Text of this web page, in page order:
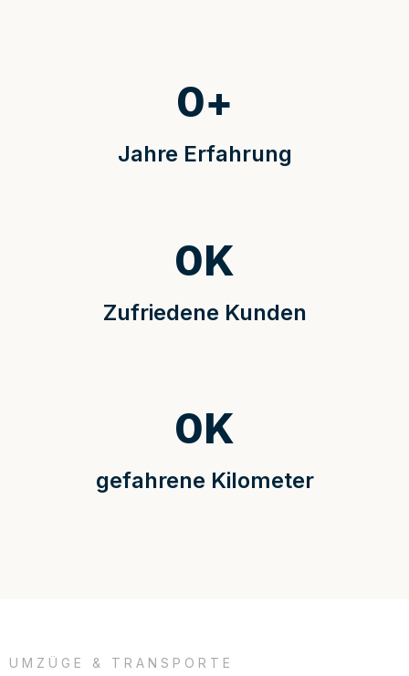
Jahre Erfahrung
0+
Zufriedene Kunden
0K
gefahrene Kilometer
0K
UMZÜGE & TRANSPORTE